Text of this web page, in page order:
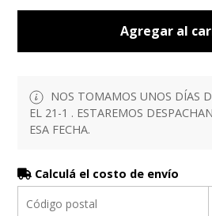
Agregar al
NOS TOMAMOS UNOS DÍAS
EL 21-1 . ESTAREMOS
ESA FECHA.
Calculá el costo de envío